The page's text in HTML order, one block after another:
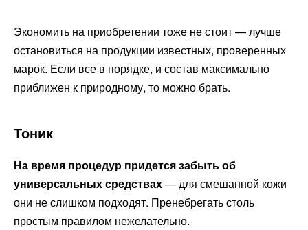
Экономить на приобретении тоже не стоит — лучше
остановиться на продукции известных, проверенных
марок. Если все в порядке, и состав максимально
приближен к природному, то можно брать.
Тоник
На время процедур придется забыть об
универсальных средствах— для смешанной кожи
они не слишком подходят. Пренебрегать столь
простым правилом нежелательно.